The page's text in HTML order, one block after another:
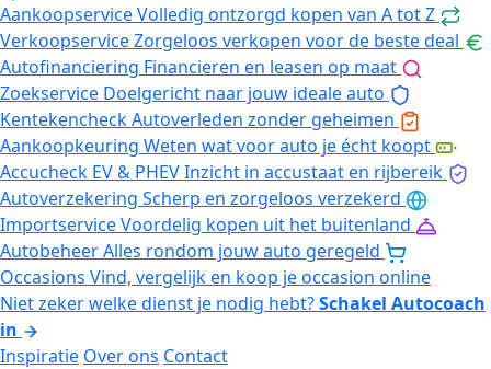
AankoopserviceVolledig ontzorgd kopen van A tot Z
VerkoopserviceZorgeloos verkopen voor de beste deal
Autofinanciering Financieren en leasen op maat
Zoekservice Doelgericht naar jouw ideale auto
KentekencheckAutoverleden zonder geheimen
Aankoopkeuring Weten wat voor auto je écht koopt
Accucheck EV & PHEVInzicht in accustaat en rijbereik
Autoverzekering Scherp en zorgeloos verzekerd
ImportserviceVoordelig kopen uit het buitenland
AutobeheerAlles rondom jouw auto geregeld
Occasions Vind, vergelijk en koop je occasion online
Niet zeker welke dienst je nodig hebt?Schakel Autocoach
in
Inspiratie Over ons Contact